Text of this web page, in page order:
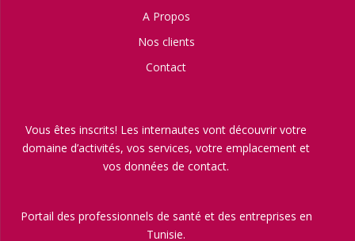
A Propos
Nos clients
Contact
Vous êtes inscrits! Les internautes vont découvrir votre
domaine d’activités, vos services, votre emplacement et
vos données de contact.
Portail des professionnels de santé et des entreprises en
Tunisie.